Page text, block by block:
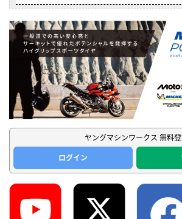
ヤングマシンワークス 無料
ログイン